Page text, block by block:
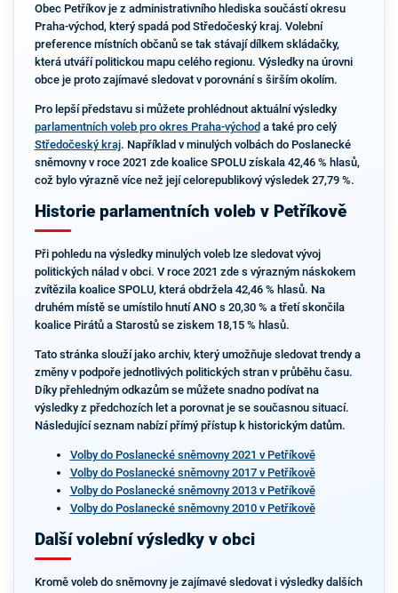
Obec Petříkov je z administrativního hlediska součástí okresu
Praha-východ, který spadá pod Středočeský kraj. Volební
preference místních občanů se tak stávají dílkem skládačky,
která utváří politickou mapu celého regionu. Výsledky na úrovni
obce je proto zajímavé sledovat v porovnání s širším okolím.
Pro lepší představu si můžete prohlédnout aktuální výsledky
parlamentních voleb pro okres Praha-východ a také pro celý
Středočeský kraj. Například v minulých volbách do Poslanecké
sněmovny v roce 2021 zde koalice SPOLU získala 42,46 % hlasů,
což bylo výrazně více než její celorepublikový výsledek 27,79 %.
Historie parlamentních voleb v Petříkově
Při pohledu na výsledky minulých voleb lze sledovat vývoj
politických nálad v obci. V roce 2021 zde s výrazným náskokem
zvítězila koalice SPOLU, která obdržela 42,46 % hlasů. Na
druhém místě se umístilo hnutí ANO s 20,30 % a třetí skončila
koalice Pirátů a Starostů se ziskem 18,15 % hlasů.
Tato stránka slouží jako archiv, který umožňuje sledovat trendy a
změny v podpoře jednotlivých politických stran v průběhu času.
Díky přehledným odkazům se můžete snadno podívat na
výsledky z předchozích let a porovnat je se současnou situací.
Následující seznam nabízí přímý přístup k historickým datům.
Volby do Poslanecké sněmovny 2021 v Petříkově
Volby do Poslanecké sněmovny 2017 v Petříkově
Volby do Poslanecké sněmovny 2013 v Petříkově
Volby do Poslanecké sněmovny 2010 v Petříkově
Další volební výsledky v obci
Kromě voleb do sněmovny je zajímavé sledovat i výsledky dalších